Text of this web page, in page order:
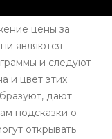
цены за
являются
и следуют
и цвет этих
дают
подсказки о
открывать